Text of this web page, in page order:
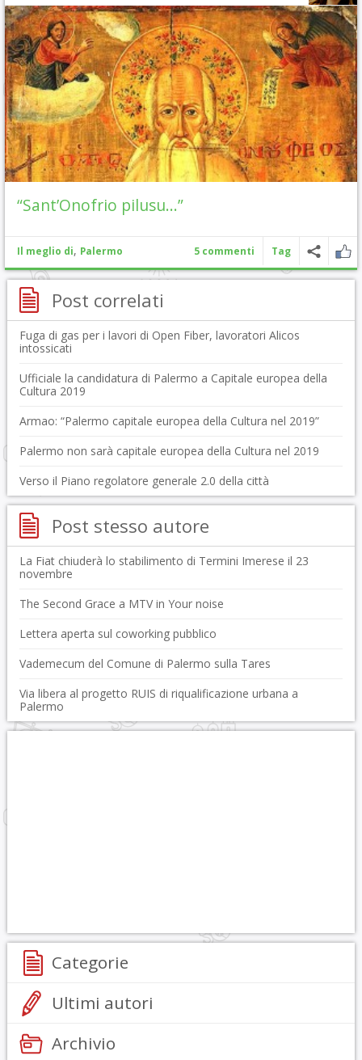
“Sant’Onofrio pilusu…”
Il meglio di, Palermo 5 commenti Tag
Post correlati
Fuga di gas per i lavori di Open Fiber, lavoratori Alicos
intossicati
Ufficiale la candidatura di Palermo a Capitale europea della
Cultura 2019
Armao: “Palermo capitale europea della Cultura nel 2019”
Palermo non sarà capitale europea della Cultura nel 2019
Verso il Piano regolatore generale 2.0 della città
Post stesso autore
La Fiat chiuderà lo stabilimento di Termini Imerese il 23
novembre
The Second Grace a MTV in Your noise
Lettera aperta sul coworking pubblico
Vademecum del Comune di Palermo sulla Tares
Via libera al progetto RUIS di riqualificazione urbana a
Palermo
Categorie
Ultimi autori
Archivio